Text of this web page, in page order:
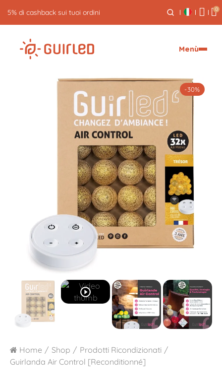
Reso gratuito entro 30 giorni 0
Menù
-30%
play_circle_outline
Home Shop
Prodotti Ricondizionati
Guirlanda Air Control [Reconditionné]